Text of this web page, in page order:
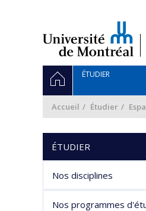
Navigation
principale
ACCUEILÉTUDIER
Accueil Étudier
ÉTUDIER
Nos disciplines
Nos programmes